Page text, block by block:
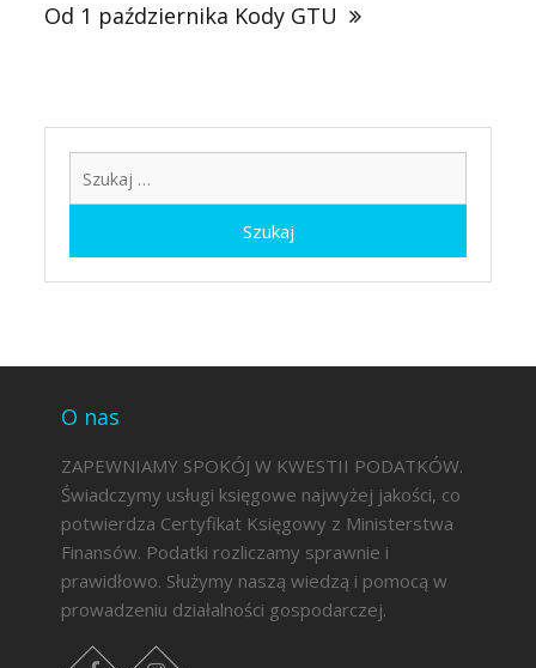
Od 1 października Kody GTU
O nas
ZAPEWNIAMY SPOKÓJ W KWESTII PODATKÓW.
Świadczymy usługi księgowe najwyżej jakości, co
potwierdza Certyfikat Księgowy z Ministerstwa
Finansów. Podatki rozliczamy sprawnie i
prawidłowo. Służymy naszą wiedzą i pomocą w
prowadzeniu działalności gospodarczej.